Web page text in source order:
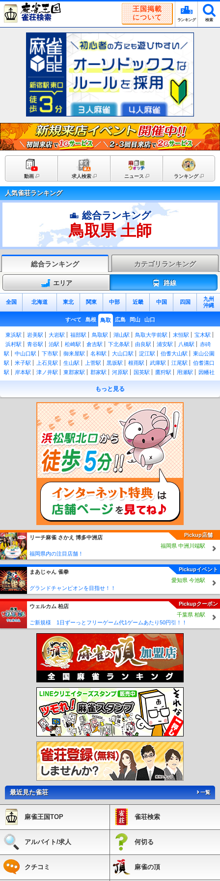
王国掲載
について
ランキング 検索
動画 求人検索 ニュース ランキング
人気雀荘ランキング
総合ランキング
鳥取県 土師
総合ランキング カテゴリランキング
エリア 路線
全国 北海道 東北 関東 中部 近畿 中国 四国
九州
沖縄
すべて 島根 鳥取 広島 岡山 山口
東浜駅 岩美駅 大岩駅 福部駅 鳥取駅 湖山駅 鳥取大学前駅 末恒駅
宝木駅
浜村駅
青谷駅 泊駅 松崎駅 倉吉駅 下北条駅 由良駅 浦安駅 八橋駅
赤碕
駅
中山口駅 下市駅 御来屋駅 名和駅 大山口駅 淀江駅 伯耆大山駅
東山公園
駅
米子駅 上石見駅 生山駅 上菅駅 黒坂駅 根雨駅 武庫駅 江尾駅
伯耆溝口
駅
岸本駅 津ノ井駅 東郡家駅 郡家駅 河原駅 国英駅 鷹狩駅 用瀬駅
因幡社
駅
智頭駅 土師駅 那岐駅 博労町駅 富士見町駅 後藤駅 三本松口駅
河崎口
米子空港駅
駅
馬場崎町駅 境港駅 山郷駅 恋山形駅 八頭高校前駅 因幡船岡駅 隼駅
安部
徳丸駅 丹比駅 若桜駅
もっと見る
Pickup店舗
リーチ麻雀 さかえ 博多中洲店
福岡県 中洲川端駅
福岡県内の注目店舗！
Pickupイベント
まあじゃん 雀拳
愛知県 今池駅
グランドチャンピオンを目指せ！！
Pickupクーポン
ウェルカム 柏店
千葉県 柏駅
ご新規様 1日ずーっとフリーゲーム代1ゲームあたり50円引！！
最近見た雀荘 一覧
麻雀王国TOP 雀荘検索
アルバイト/求人 何切る
クチコミ 麻雀の頂